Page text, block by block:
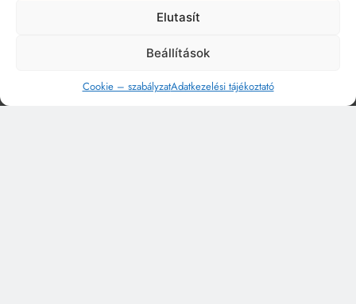
Elutasít
Beállítások
Cookie – szabályzatAdatkezelési tájékoztató